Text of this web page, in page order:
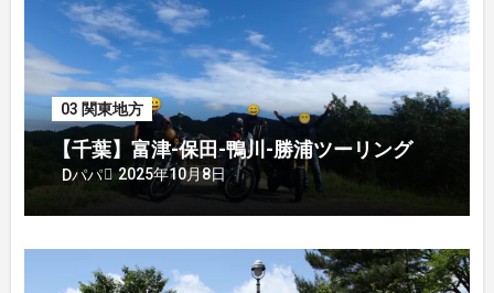
03 関東地方
【千葉】富津-保田-鴨川-勝浦ツーリング
Dパパ 2025年10月8日